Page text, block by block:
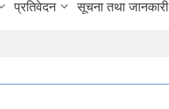
प्रतिवेदन सूचना तथा जानकारी